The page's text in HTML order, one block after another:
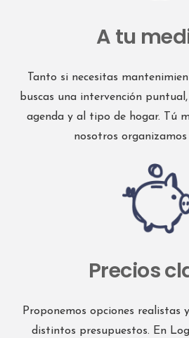
A tu
Tanto si necesitas
buscas una intervención
agenda y al tipo de hogar. Tú
nosotros organizamos
Precios
Proponemos opciones realistas
distintos presupuestos. En